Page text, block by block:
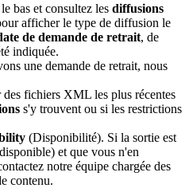
bas et consultez les diffusions
afficher le type de diffusion le
de demande de retrait, de
indiquée.
une demande de retrait, nous
des fichiers XML les plus récentes
s'y trouvent ou si les restrictions
(Disponibilité). Si la sortie est
et que vous n'en
notre équipe chargée des
contenu.